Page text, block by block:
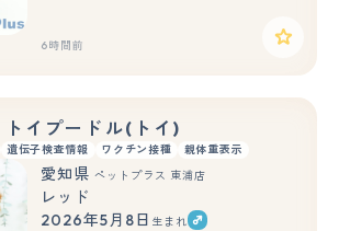
6時間前
トイプードル(トイ)
遺伝子検査情報 ワクチン接種 親体重表示
愛知県 ペットプラス 東浦店
レッド
2026年5月8日 生まれ